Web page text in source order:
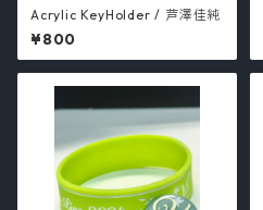
Acrylic KeyHolder / 芦澤佳純
¥800